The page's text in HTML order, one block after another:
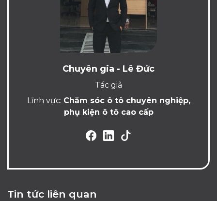
Chuyên gia - Lê Đức
Tác giả
Lĩnh vực: Chăm sóc ô tô chuyên nghiệp,
phụ kiện ô tô cao cấp
Tin tức liên quan